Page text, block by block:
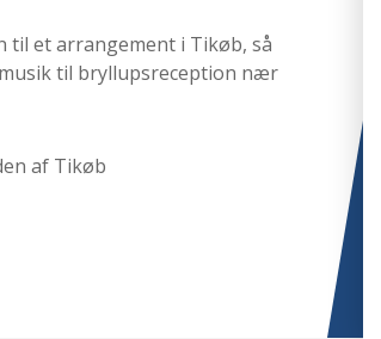
et arrangement i Tikøb, så
til bryllupsreception nær
af Tikøb